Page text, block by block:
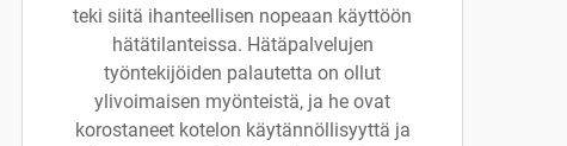
teki siitä ihanteellisen nopeaan käyttöön
hätätilanteissa. Hätäpalvelujen
työntekijöiden palautetta on ollut
ylivoimaisen myönteistä, ja he ovat
korostaneet kotelon käytännöllisyyttä ja